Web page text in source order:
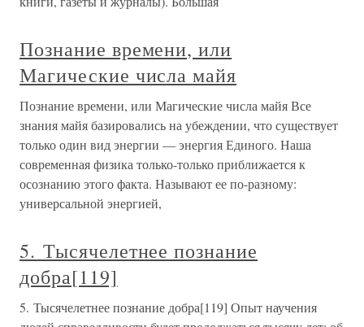
Познание времени, или
Магические числа майя
Познание времени, или Магические числа майя Все
знания майя базировались на убеждении, что существует
только один вид энергии — энергия Единого. Наша
современная физика только-только приближается к
осознанию этого факта. Называют ее по-разному:
универсальной энергией,
5. Тысячелетнее познание
добра[119]
5. Тысячелетнее познание добра[119] Опыт научения